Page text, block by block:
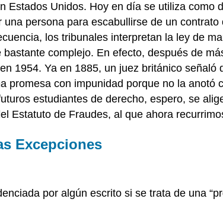
Unidos. Hoy en día se utiliza como
persona para escabullirse de un
los tribunales interpretan la ley de
complejo. En efecto, después de
1954. Ya en 1885, un juez británico señaló
con impunidad porque no la anotó
estudiantes de derecho, espero, se
Estatuto de Fraudes, al que ahora
Excepciones
por algún escrito si se trata de una